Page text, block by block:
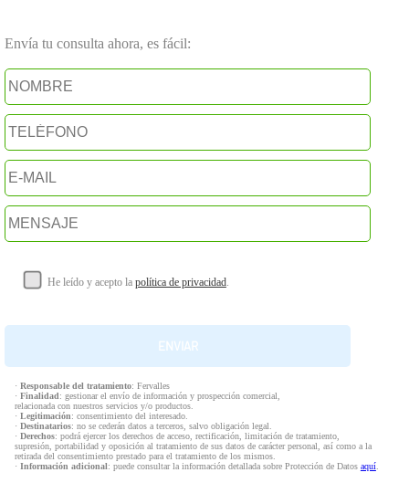
Envía tu consulta ahora, es fácil:
He leído y acepto la política de privacidad.
· Responsable del tratamiento: Fervalles
· Finalidad: gestionar el envío de información y prospección comercial,
relacionada con nuestros servicios y/o productos.
· Legitimación: consentimiento del interesado.
· Destinatarios: no se cederán datos a terceros, salvo obligación legal.
· Derechos: podrá ejercer los derechos de acceso, rectificación, limitación de tratamiento,
supresión, portabilidad y oposición al tratamiento de sus datos de carácter personal, así como a la
retirada del consentimiento prestado para el tratamiento de los mismos.
· Información adicional: puede consultar la información detallada sobre Protección de Datos aquí.